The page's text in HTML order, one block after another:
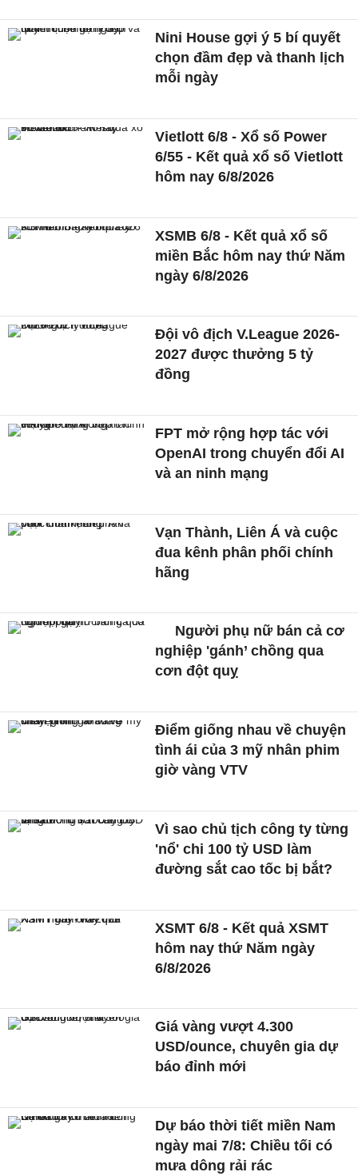
Nini House gợi ý 5 bí quyết
chọn đầm đẹp và thanh lịch
mỗi ngày
Vietlott 6/8 - Xổ số Power
6/55 - Kết quả xổ số Vietlott
hôm nay 6/8/2026
XSMB 6/8 - Kết quả xổ số
miền Bắc hôm nay thứ Năm
ngày 6/8/2026
Đội vô địch V.League 2026-
2027 được thưởng 5 tỷ
đồng
FPT mở rộng hợp tác với
OpenAI trong chuyển đổi AI
và an ninh mạng
Vạn Thành, Liên Á và cuộc
đua kênh phân phối chính
hãng
Người phụ nữ bán cả cơ
nghiệp 'gánh’ chồng qua
cơn đột quỵ
Điểm giống nhau về chuyện
tình ái của 3 mỹ nhân phim
giờ vàng VTV
Vì sao chủ tịch công ty từng
'nổ' chi 100 tỷ USD làm
đường sắt cao tốc bị bắt?
XSMT 6/8 - Kết quả XSMT
hôm nay thứ Năm ngày
6/8/2026
Giá vàng vượt 4.300
USD/ounce, chuyên gia dự
báo đỉnh mới
Dự báo thời tiết miền Nam
ngày mai 7/8: Chiều tối có
mưa dông rải rác